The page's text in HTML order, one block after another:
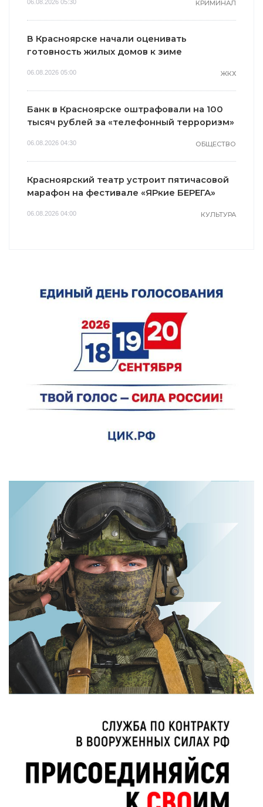
06.08.2026 05:30 КРИМИНАЛ
В Красноярске начали оценивать
готовность жилых домов к зиме
06.08.2026 05:00 ЖКХ
Банк в Красноярске оштрафовали на 100
тысяч рублей за «телефонный терроризм»
06.08.2026 04:30 ОБЩЕСТВО
Красноярский театр устроит пятичасовой
марафон на фестивале «ЯРкие БЕРЕГА»
06.08.2026 04:00 КУЛЬТУРА